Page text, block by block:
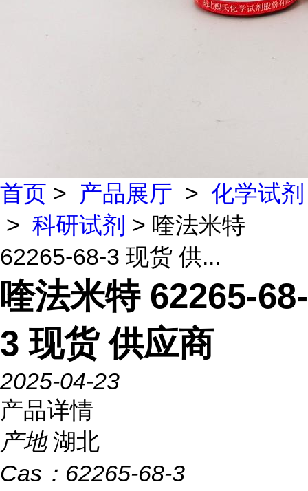
首页 > 产品展厅 > 化学试剂
> 科研试剂 > 喹法米特
62265-68-3 现货 供...
喹法米特 62265-68-
3 现货 供应商
2025-04-23
产品详情
产地 湖北
Cas： 62265-68-3